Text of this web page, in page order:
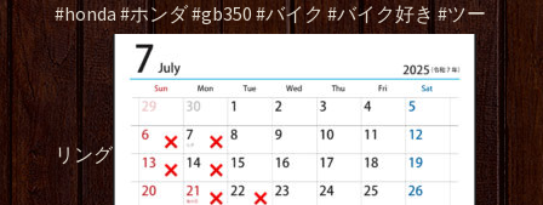
#honda #ホンダ #gb350 #バイク #バイク好き #ツー
リング